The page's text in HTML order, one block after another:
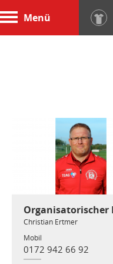
Menü
Christian Ertmer
Mobil
0172 942 66 92